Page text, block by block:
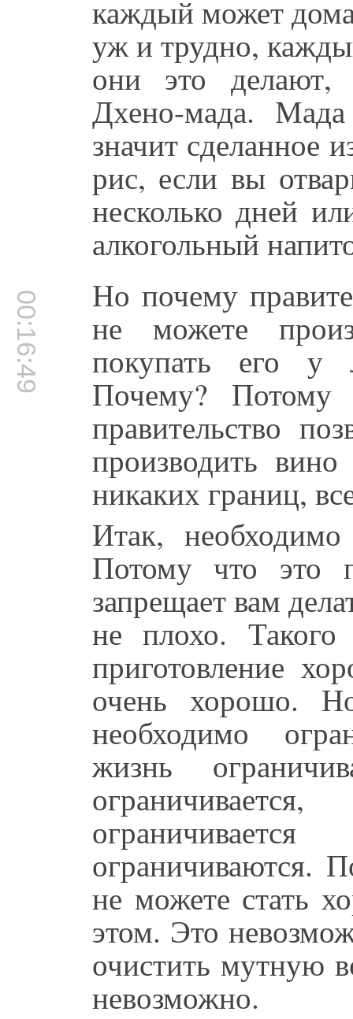
каждый может
уж и трудно,
они это делают,
Дхено-мада.
значит сделанное
рис, если вы
несколько дней
алкогольный
00:16:49 Но почему
не можете
покупать его у
Почему? Потому
правительство
производить
никаких границ,
Итак,
Потому что это
запрещает вам
не плохо. Такого
приготовление
очень хорошо.
необходимо
жизнь
ограничиваются.
не можете стать
этом. Это
очистить мутную
невозможно.